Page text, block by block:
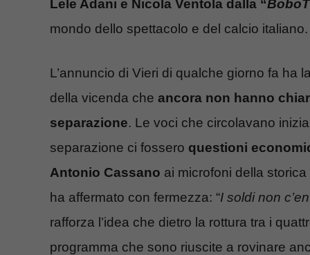
Lele Adani e Nicola Ventola dalla “
mondo dello spettacolo e del calcio italiano.
L’annuncio di Vieri di qualche giorno fa ha
della vicenda che ancora non hanno
separazione. Le voci che circolavano
separazione ci fossero questioni
Antonio Cassano ai microfoni della
ha affermato con fermezza: “I soldi non
rafforza l’idea che dietro la rottura tra i
programma che sono riuscite a rovinare